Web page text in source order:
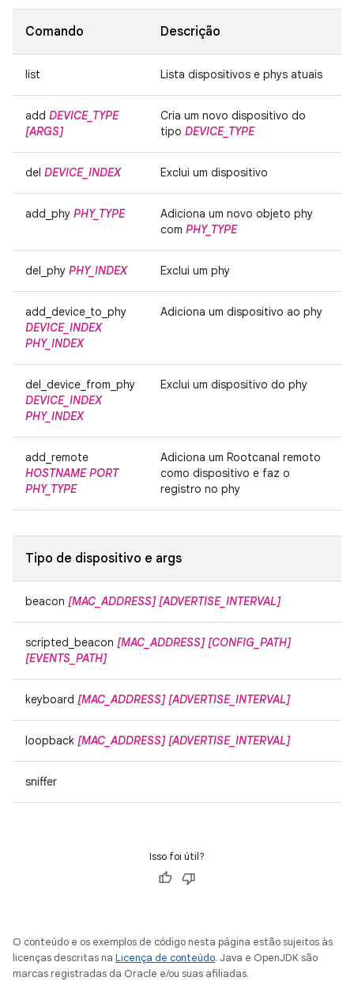
Comando Descrição
list Lista dispositivos e phys atuais
add DEVICE_TYPE
[ARGS]
Cria um novo dispositivo do
tipo DEVICE_TYPE
del DEVICE_INDEX Exclui um dispositivo
add_phy PHY_TYPE
Adiciona um novo objeto phy
com PHY_TYPE
del_phy PHY_INDEX Exclui um phy
add_device_to_phy
DEVICE_INDEX
PHY_INDEX
Adiciona um dispositivo ao phy
del_device_from_phy
DEVICE_INDEX
PHY_INDEX
Exclui um dispositivo do phy
add_remote
HOSTNAME PORT
PHY_TYPE
Adiciona um Rootcanal remoto
como dispositivo e faz o
registro no phy
Tipo de dispositivo e args
beacon [MAC_ADDRESS] [ADVERTISE_INTERVAL]
scripted_beacon [MAC_ADDRESS] [CONFIG_PATH]
[EVENTS_PATH]
keyboard [MAC_ADDRESS] [ADVERTISE_INTERVAL]
loopback [MAC_ADDRESS] [ADVERTISE_INTERVAL]
sniffer
Isso foi útil?
O conteúdo e os exemplos de código nesta página estão sujeitos às
licenças descritas na Licença de conteúdo. Java e OpenJDK são
marcas registradas da Oracle e/ou suas afiliadas.